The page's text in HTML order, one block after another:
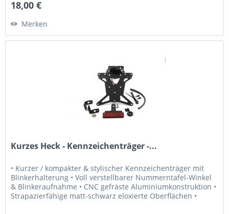
18,00 €
Merken
Kurzes Heck - Kennzeichenträger -...
• Kurzer / kompakter & stylischer Kennzeichenträger mit
Blinkerhalterung • Voll verstellbarer Nummerntafel-Winkel
& Blinkeraufnahme • CNC gefräste Aluminiumkonstruktion •
Strapazierfähige matt-schwarz eloxierte Oberflächen •